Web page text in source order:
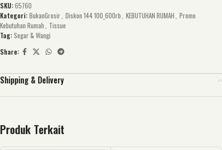
SKU: 65760
Kategori: BukanGrosir, Diskon 144 100_600rb, KEBUTUHAN RUMAH, Promo
Kebutuhan Rumah, Tissue
Tag: Segar & Wangi
Share:
Shipping & Delivery
Produk Terkait